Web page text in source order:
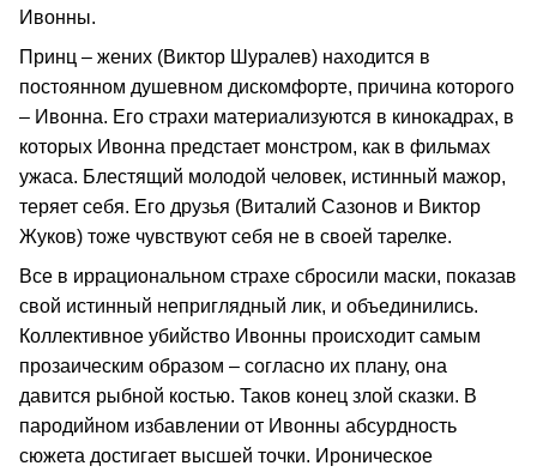
Ивонны.
Принц – жених (Виктор Шуралев) находится в
постоянном душевном дискомфорте, причина которого
– Ивонна. Его страхи материализуются в кинокадрах, в
которых Ивонна предстает монстром, как в фильмах
ужаса. Блестящий молодой человек, истинный мажор,
теряет себя. Его друзья (Виталий Сазонов и Виктор
Жуков) тоже чувствуют себя не в своей тарелке.
Все в иррациональном страхе сбросили маски, показав
свой истинный неприглядный лик, и объединились.
Коллективное убийство Ивонны происходит самым
прозаическим образом – согласно их плану, она
давится рыбной костью. Таков конец злой сказки. В
пародийном избавлении от Ивонны абсурдность
сюжета достигает высшей точки. Ироническое